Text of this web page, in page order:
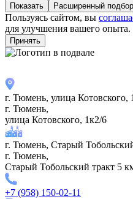
Расширенный подбор
Пользуясь сайтом, вы
для улучшения вашего опыта.
Принять
г. Тюмень, улица Котовского,
г. Тюмень,
улица Котовского, 1к2/6
г. Тюмень, Старый
г. Тюмень,
Старый Тобольский тракт 5
+7 (958) 150-02-11